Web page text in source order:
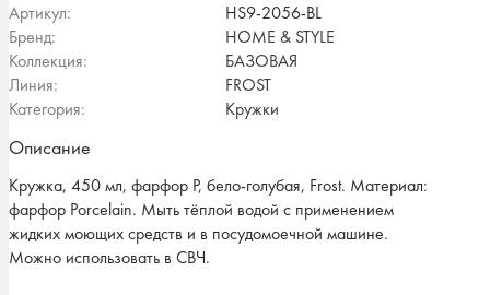
Артикул:
HS9-2056-BL
Бренд:
HOME & STYLE
Коллекция:
БАЗОВАЯ
Линия:
FROST
Категория:
Кружки
Описание
Кружка, 450 мл, фарфор P, бело-голубая, Frost. Материал:
фарфор Рorcelain. Мыть тёплой водой с применением
жидких моющих средств и в посудомоечной машине.
Можно использовать в СВЧ.